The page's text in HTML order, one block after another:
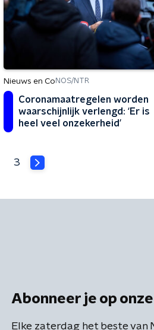
Nieuws en Co NOS/NTR
Coronamaatregelen worden
waarschijnlijk verlengd: ‘Er is
heel veel onzekerheid’
3
Abonneer je op
Elke zaterdag het beste van